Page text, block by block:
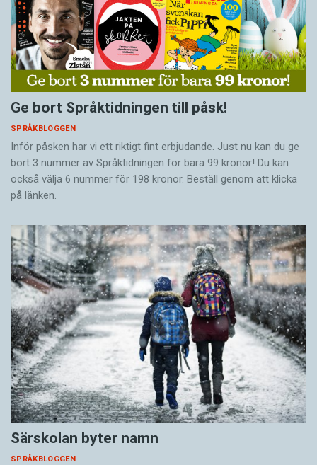
Ge bort Språktidningen till påsk!
SPRÅKBLOGGEN
Inför påsken har vi ett riktigt fint erbjudande. Just nu kan du ge
bort 3 nummer av Språktidningen för bara 99 kronor! Du kan
också välja 6 nummer för 198 kronor. Beställ genom att klicka
på länken.
Särskolan byter namn
SPRÅKBLOGGEN